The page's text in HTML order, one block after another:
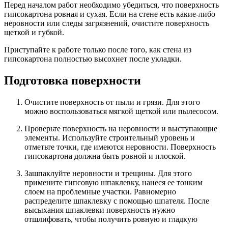
Перед началом работ необходимо убедиться, что поверхность
гипсокартона ровная и сухая. Если на стене есть какие-либо
неровности или следы загрязнений, очистите поверхность
щеткой и губкой.
Приступайте к работе только после того, как стена из
гипсокартона полностью высохнет после укладки.
Подготовка поверхности
Очистите поверхность от пыли и грязи. Для этого
можно воспользоваться мягкой щеткой или пылесосом.
Проверьте поверхность на неровности и выступающие
элементы. Используйте строительный уровень и
отметьте точки, где имеются неровности. Поверхность
гипсокартона должна быть ровной и плоской.
Зашпаклуйте неровности и трещины. Для этого
примените гипсовую шпаклевку, нанеся ее тонким
слоем на проблемные участки. Равномерно
распределите шпаклевку с помощью шпателя. После
высыхания шпаклевки поверхность нужно
отшлифовать, чтобы получить ровную и гладкую